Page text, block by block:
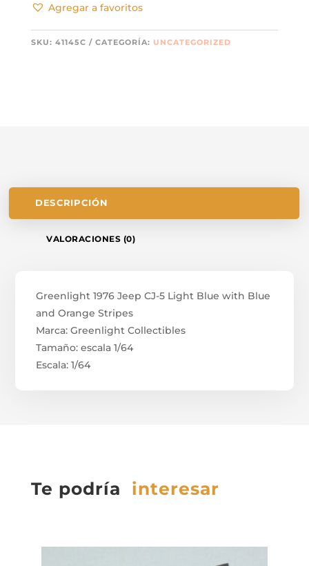
Agregar a favoritos
SKU: 41145C CATEGORÍA: UNCATEGORIZED
DESCRIPCIÓN
VALORACIONES (0)
Greenlight 1976 Jeep CJ-5 Light Blue with Blue
and Orange Stripes
Marca: Greenlight Collectibles
Tamaño: escala 1/64
Escala: 1/64
Te podría interesar